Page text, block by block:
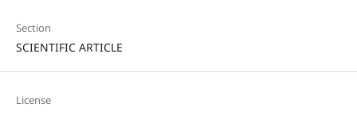
Section
SCIENTIFIC ARTICLE
License